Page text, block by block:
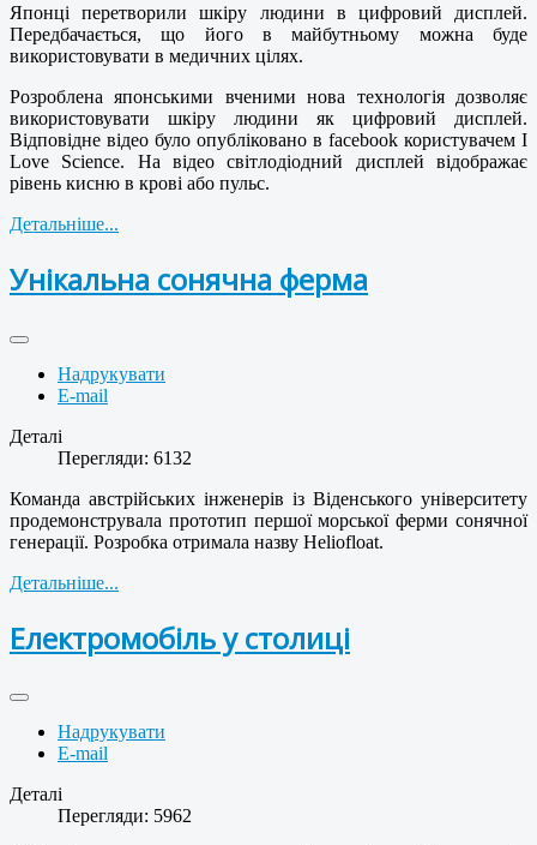
Японці перетворили шкіру людини в цифровий дисплей.
Передбачається, що його в майбутньому можна буде
використовувати в медичних цілях.
Розроблена японськими вченими нова технологія дозволяє
використовувати шкіру людини як цифровий дисплей.
Відповідне відео було опубліковано в facebook користувачем I
Love Science. На відео світлодіодний дисплей відображає
рівень кисню в крові або пульс.
Детальніше...
Унікальна сонячна ферма
Надрукувати
E-mail
Деталі
Перегляди: 6132
Команда австрійських інженерів із Віденського університету
продемонструвала прототип першої морської ферми сонячної
генерації. Розробка отримала назву Heliofloat.
Детальніше...
Електромобіль у столиці
Надрукувати
E-mail
Деталі
Перегляди: 5962